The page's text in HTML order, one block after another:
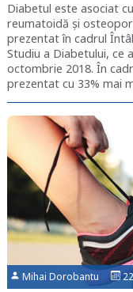
Diabetul este asociat
reumatoidă și
prezentat în cadrul
Studiu a Diabetului, ce
octombrie 2018. În
prezentat cu 33% mai
Mihai Dorobantu